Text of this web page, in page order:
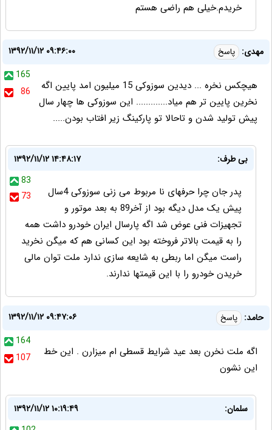
خریدم.خیلی هم راضی هستم
مهدی: پاسخ
۱۳۹۲/۱۱/۱۲ ۰۹:۴۶:۰۰
165
86
هیچکس نخره ... دیدین سوزوکی 15 میلیون امد پایین اگه
نخرین پایین تر هم میاد............. این سوزوکی ها چهار سال
پیش تولید شدن و تاحالا تو پارکینگ زیر افتاب بودن.....
بی طرف:
۱۳۹۲/۱۱/۱۲ ۱۴:۴۸:۱۷
83
73
پدر جان چرا حرفهای نا مربوط می زنی سوزوکی 4سال
پیش یک مدل دیگه بود از آخر89 به بعد موتور و
تجهیزات فنی عوض شد اگه پارسال ایران خودرو داشت همه
را به قیمت بالاتر فروخته بود این کسانی هم که میگن نخرید
راست میگن اما ربطی به شایعه سازی ندارد ملت توان مالی
خریدن خودرو را با این قیمتها ندارند.
حامد: پاسخ
۱۳۹۲/۱۱/۱۲ ۰۹:۴۷:۰۶
164
107
اگه ملت نخرن بعد عید شرایط قسطی ام میزارن . این خط
این نشون
سلمان:
۱۳۹۲/۱۱/۱۲ ۱۰:۱۹:۴۹